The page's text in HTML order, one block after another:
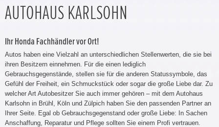
AUTOHAUS KARLSOHN
Ihr Honda Fachhändler vor Ort!
Autos haben eine Vielzahl an unterschiedlichen Stellenwerten, die sie bei
ihren Besitzern einnehmen. Für die einen lediglich
Gebrauchsgegenstände, stellen sie für die anderen Statussymbole, das
Gefühl der Freiheit, ein Schmuckstück oder sogar die große Liebe dar. Zu
welcher Art Autobesitzer Sie auch immer gehören – mit dem Autohaus
Karlsohn in Brühl, Köln und Zülpich haben Sie den passenden Partner an
Ihrer Seite. Egal ob Gebrauchsgegenstand oder große Liebe: In Sachen
Anschaffung, Reparatur und Pflege sollten Sie einem Profi vertrauen.